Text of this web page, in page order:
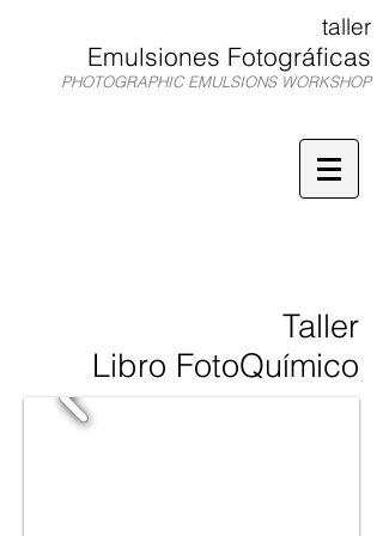
taller
Emulsiones Fotográficas
PHOTOGRAPHIC EMULSIONS WORKSHOP
Taller
Libro FotoQuímico